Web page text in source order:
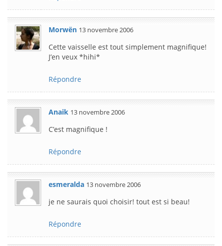
Morwën 13 novembre 2006
Cette vaisselle est tout simplement magnifique!
J’en veux *hihi*
Répondre
Anaik 13 novembre 2006
C’est magnifique !
Répondre
esmeralda 13 novembre 2006
je ne saurais quoi choisir! tout est si beau!
Répondre